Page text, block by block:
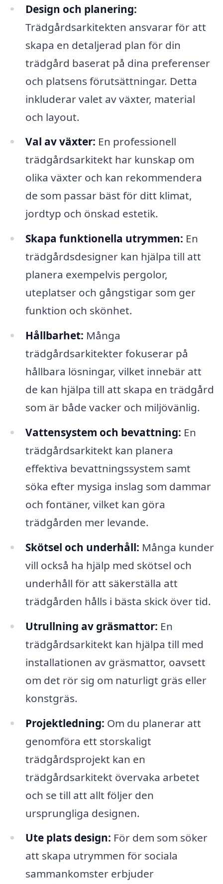
Design och planering:
Trädgårdsarkitekten ansvarar för att
skapa en detaljerad plan för din
trädgård baserat på dina preferenser
och platsens förutsättningar. Detta
inkluderar valet av växter, material
och layout.
Val av växter: En professionell
trädgårdsarkitekt har kunskap om
olika växter och kan rekommendera
de som passar bäst för ditt klimat,
jordtyp och önskad estetik.
Skapa funktionella utrymmen: En
trädgårdsdesigner kan hjälpa till att
planera exempelvis pergolor,
uteplatser och gångstigar som ger
funktion och skönhet.
Hållbarhet: Många
trädgårdsarkitekter fokuserar på
hållbara lösningar, vilket innebär att
de kan hjälpa till att skapa en trädgård
som är både vacker och miljövänlig.
Vattensystem och bevattning: En
trädgårdsarkitekt kan planera
effektiva bevattningssystem samt
söka efter mysiga inslag som dammar
och fontäner, vilket kan göra
trädgården mer levande.
Skötsel och underhåll: Många kunder
vill också ha hjälp med skötsel och
underhåll för att säkerställa att
trädgården hålls i bästa skick över tid.
Utrullning av gräsmattor: En
trädgårdsarkitekt kan hjälpa till med
installationen av gräsmattor, oavsett
om det rör sig om naturligt gräs eller
konstgräs.
Projektledning: Om du planerar att
genomföra ett storskaligt
trädgårdsprojekt kan en
trädgårdsarkitekt övervaka arbetet
och se till att allt följer den
ursprungliga designen.
Ute plats design: För dem som söker
att skapa utrymmen för sociala
sammankomster erbjuder